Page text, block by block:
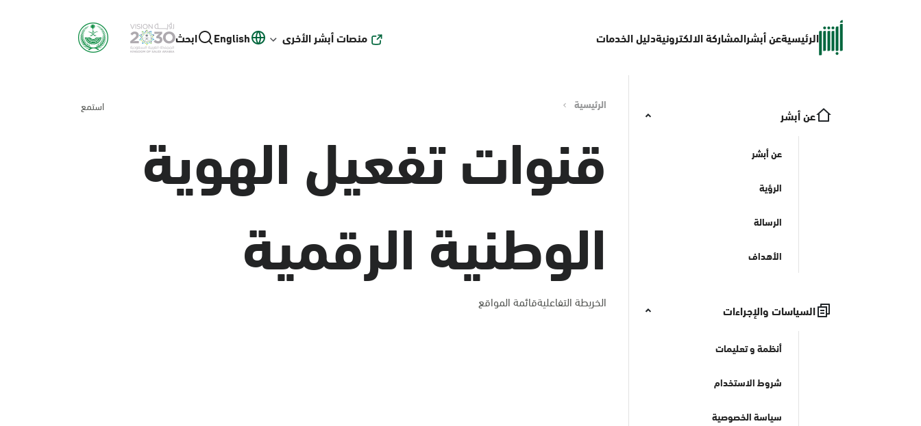
الرئيسيةعن أبشرالمشاركة الالكترونيةدليل الخدمات منصات أبشر الأخرى English ابحث
عن أبشر
عن أبشر
الرؤية
الرسالة
الأهداف
السياسات والإجراءات
أنظمة و تعليمات
شروط الاستخدام
سياسة الخصوصية
الرئيسية استمع
قنوات تفعيل الهوية
الوطنية الرقمية
الخريطة التفاعليةقائمة المواقع